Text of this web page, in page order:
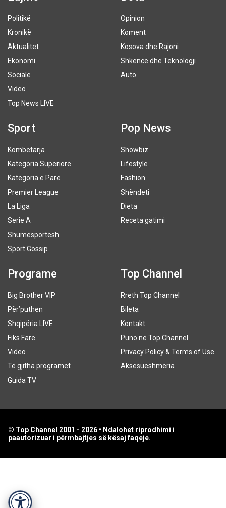
Politikë
Kronikë
Aktualitet
Ekonomi
Sociale
Video
Top News LIVE
Opinion
Koment
Kosova dhe Rajoni
Shkencë dhe Teknologji
Auto
Sport
Kombëtarja
Kategoria Superiore
Kategoria e Parë
Premier League
La Liga
Serie A
Shumësportësh
Sport Gossip
Pop News
Showbiz
Lifestyle
Fashion
Shëndeti
Dieta
Receta gatimi
Programe
Big Brother VIP
Për’puthen
Shqipëria LIVE
Fiks Fare
Video
Të gjitha programet
Guida TV
Top Channel
Rreth Top Channel
Bileta
Kontakt
Puno në Top Channel
Privacy Policy & Terms of Use
Aksesueshmëria
© Top Channel 2001 - 2026 • Ndalohet riprodhimi i
paautorizuar i përmbajtjes së kësaj faqeje.